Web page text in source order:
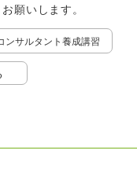
願いします。
ンサルタント養成講習